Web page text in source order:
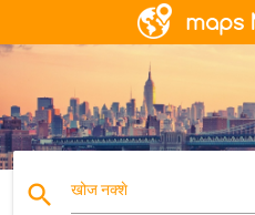
search खोज नक्शे